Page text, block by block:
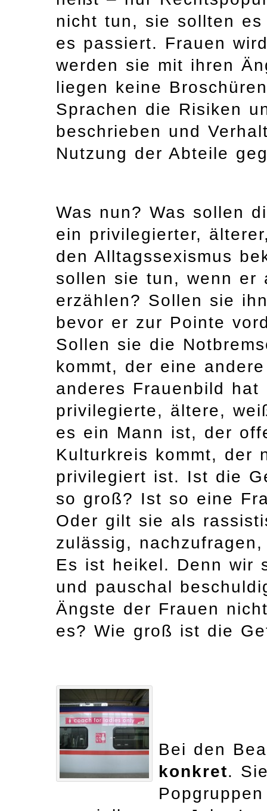
nicht tun, sie sollten
es passiert. Frauen
werden sie mit ihren
liegen keine
Sprachen die Risiken
beschrieben und
Nutzung der Abteile
Was nun? Was sollen
ein privilegierter,
den Alltagssexismus
sollen sie tun, wenn er
erzählen? Sollen sie
bevor er zur Pointe
Sollen sie die
kommt, der eine
anderes Frauenbild
privilegierte, ältere,
es ein Mann ist, der
Kulturkreis kommt, der
privilegiert ist. Ist die
so groß? Ist so eine
Oder gilt sie als
zulässig,
Es ist heikel. Denn wir
und pauschal
Ängste der Frauen
es? Wie groß ist die
Bei den
konkret.